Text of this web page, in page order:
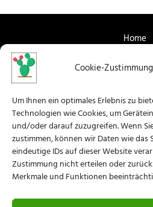
Cookie-
Um Ihnen ein optimales Erlebnis zu
Technologien wie Cookies, um
und/oder darauf zuzugreifen. Wenn
zustimmen, können wir Daten wie das
eindeutige IDs auf dieser Website
Zustimmung nicht erteilen oder
Merkmale und Funktionen
Home
Über mich
Kontaktieren
Facebook
Datenschutz-